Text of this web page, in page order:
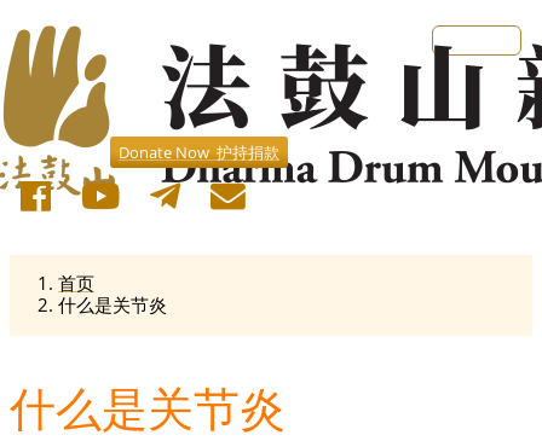
Donate Now 护持捐款
首页
什么是关节炎
什么是关节炎